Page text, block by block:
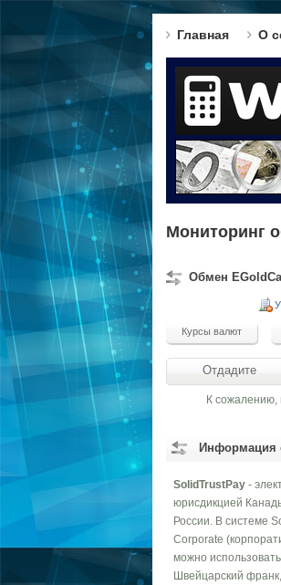
Главная О
Мониторинг
Обмен
Отдадите
К сожалению,
Информация
SolidTrustPay -
юрисдикцией
России. В системе
Corporate
можно
Швейцарский